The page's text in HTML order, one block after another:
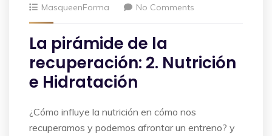
MasqueenForma
No Comments
La pirámide de la
recuperación: 2. Nutrición
e Hidratación
¿Cómo influye la nutrición en cómo nos
recuperamos y podemos afrontar un entreno? y